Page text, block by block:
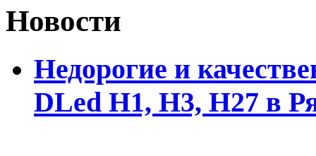
Новости
Недорогие и
DLed Н1, Н3, Н27 в